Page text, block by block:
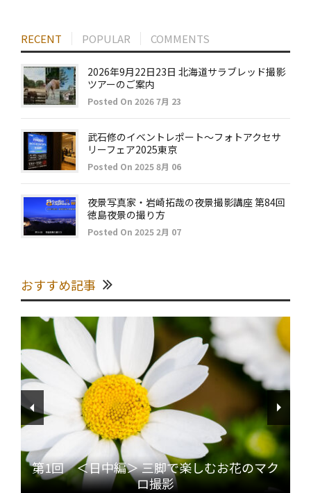
RECENT POPULAR COMMENTS
2026年9月22日23日 北海道サラブレッド撮影
ツアーのご案内
Posted On 2026 7月 23
武石修のイベントレポート～フォトアクセサ
リーフェア2025東京
Posted On 2025 8月 06
夜景写真家・岩崎拓哉の夜景撮影講座 第84回
徳島夜景の撮り方
Posted On 2025 2月 07
おすすめ記事
第1回 ＜日中編＞ 三脚で楽しむお花のマク
ロ撮影